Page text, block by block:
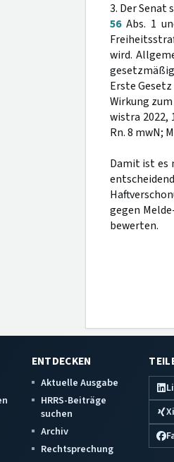
3. Der Senat
56Abs. 1
wird.
Erste
Wirkung
wistra 2022,
Rn. 8 mwN;
Damit ist es
gegen
bewerten.
ENTDECKEN
Aktuelle Ausgabe
HRRS-Beiträge
suchen
Archiv
Rechtsprechung